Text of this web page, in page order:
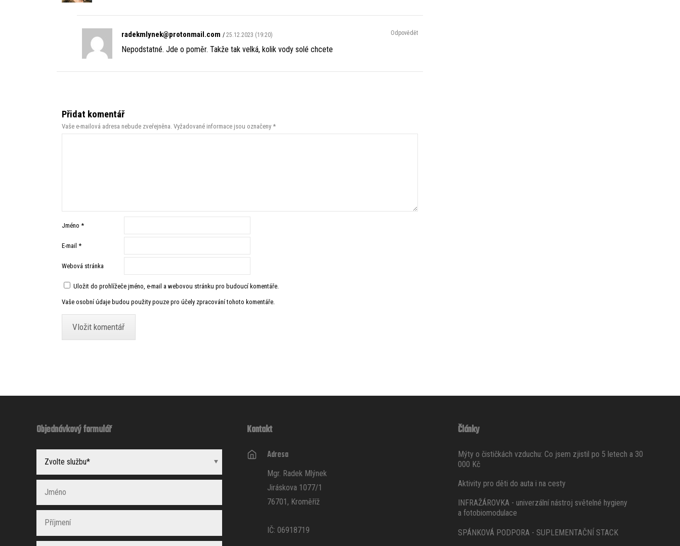
radekmlynek@protonmail.com 25.12.2023 (19:20)
Nepodstatné. Jde o poměr. Takže tak velká, kolik vody solé chcete
Odpovědět
Přidat komentář
Vaše e-mailová adresa nebude zveřejněna. Vyžadované informace jsou označeny *
Jméno *
E-mail *
Webová stránka
Uložit do prohlížeče jméno, e-mail a webovou stránku pro budoucí komentáře.
Vaše osobní údaje budou použity pouze pro účely zpracování tohoto komentáře.
Objednávkový formulář Kontakt
Adresa
Mgr. Radek Mlýnek
Jiráskova 1077/1
76701, Kroměříž
IČ: 06918719
Články
Mýty o čističkách vzduchu: Co jsem zjistil po 5 letech a 30
000 Kč
Aktivity pro děti do auta i na cesty
INFRAŽÁROVKA - univerzální nástroj světelné hygieny
a fotobiomodulace
SPÁNKOVÁ PODPORA - SUPLEMENTAČNÍ STACK